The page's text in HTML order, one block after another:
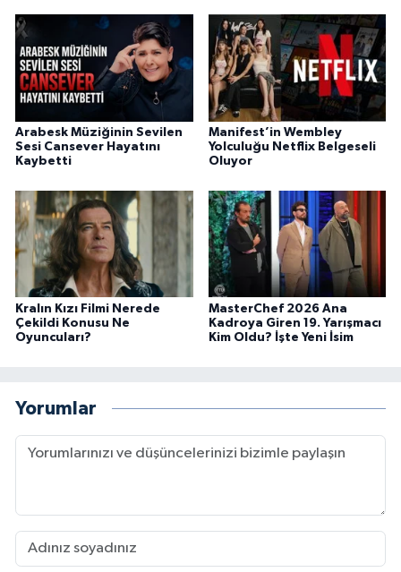
Arabesk Müziğinin Sevilen
Sesi Cansever Hayatını
Kaybetti
Manifest’in Wembley
Yolculuğu Netflix Belgeseli
Oluyor
Kralın Kızı Filmi Nerede
Çekildi Konusu Ne
Oyuncuları?
MasterChef 2026 Ana
Kadroya Giren 19. Yarışmacı
Kim Oldu? İşte Yeni İsim
Yorumlar